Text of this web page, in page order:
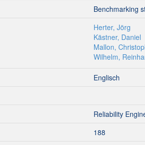
Benchmarking
Herter, Jörg
Kästner, Daniel
Mallon,
Wilhelm,
Englisch
Reliability
188